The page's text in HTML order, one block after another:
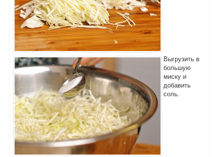
Выгрузить в
большую
миску и
добавить
соль.